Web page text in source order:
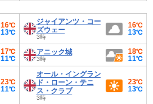
16℃
13℃
ジャイアンツ・コー
ズウェー
3時
16℃
13℃
17℃
11℃
アニック城
3時
18℃
11℃
23℃
11℃
オール・イングラン
ド・ローン・テニ
ス・クラブ
3時
23℃
13℃